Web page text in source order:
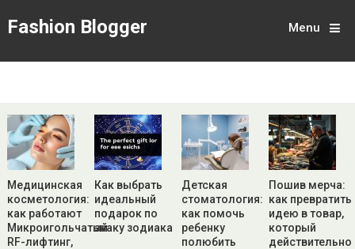
Fashion Blogger Menu
Медицинская
косметология:
как работают
Микроигольчатый
RF-лифтинг,
Как выбрать
идеальный
подарок по
знаку зодиака
Детская
стоматология:
как помочь
ребенку
полюбить
Пошив мерча:
как превратить
идею в товар,
который
действительно